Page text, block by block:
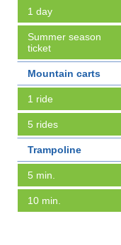
1 day
Summer season
ticket
Mountain carts
1 ride
5 rides
Trampoline
5 min.
10 min.